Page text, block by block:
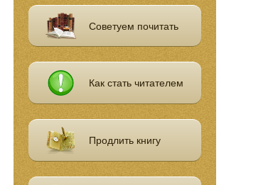
Советуем почитать
Как стать читателем
Продлить книгу